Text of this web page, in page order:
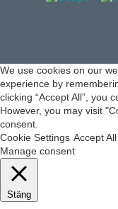
consent.
Cookie Settings Accept All
Manage consent
Stäng
Privacy Overview
This website uses
navigate through the